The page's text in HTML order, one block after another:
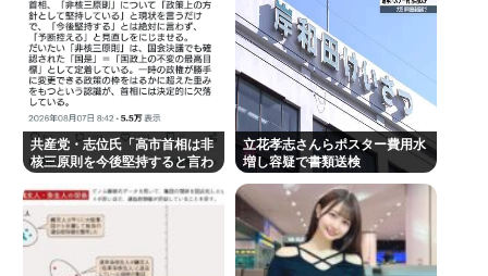
共産党・志位氏「高市首相は非
核三原則を今後堅持すると言わ
立花孝志さんらポスター費用水
増し容疑で書類送検